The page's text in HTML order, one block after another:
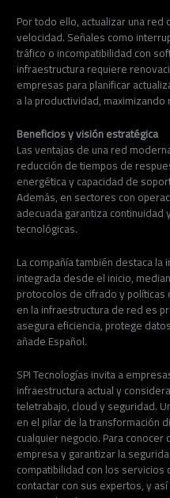
Por todo ello, actualizar una
velocidad. Señales como
tráfico o incompatibilidad con
infraestructura requiere
empresas para planificar
a la productividad,
Beneficios y visión estratégica
Las ventajas de una red
reducción de tiempos de
energética y capacidad de
Además, en sectores con
adecuada garantiza
tecnológicas.
La compañía también destaca
integrada desde el inicio,
protocolos de cifrado y
en la infraestructura de red es
asegura eficiencia, protege
añade Español.
SPI Tecnologías invita a
infraestructura actual y
teletrabajo, cloud y seguridad.
en el pilar de la transformación
cualquier negocio. Para
empresa y garantizar la
compatibilidad con los servicios
contactar con sus expertos, y